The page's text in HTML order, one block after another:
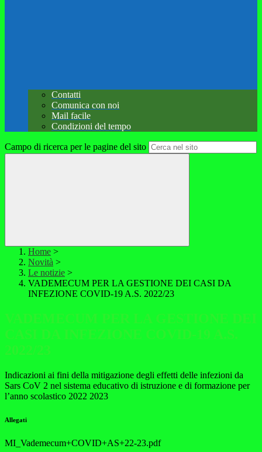
Contatti
Comunica con noi
Mail facile
Condizioni del tempo
Campo di ricerca per le pagine del sito
Home >
Novità >
Le notizie >
VADEMECUM PER LA GESTIONE DEI CASI DA
INFEZIONE COVID-19 A.S. 2022/23
VADEMECUM PER LA GESTIONE DEI
CASI DA INFEZIONE COVID-19 A.S.
2022/23
Indicazioni ai fini della mitigazione degli effetti delle infezioni da
Sars CoV 2 nel sistema educativo di istruzione e di formazione per
l’anno scolastico 2022 2023
Allegati
MI_Vademecum+COVID+AS+22-23.pdf